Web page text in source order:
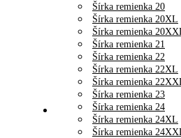
Šírka remienka 20
Šírka remienka 20XL
Šírka remienka
Šírka remienka 21
Šírka remienka 22
Šírka remienka 22XL
Šírka remienka
Šírka remienka 23
Šírka remienka 24
Šírka remienka 24XL
Šírka remienka